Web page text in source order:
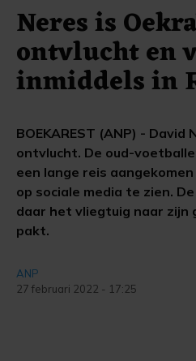
Neres is
ontvlucht en
inmiddels in
BOEKAREST (ANP) - David
ontvlucht. De oud-
een lange reis
op sociale media te zien.
daar het vliegtuig naar zijn
pakt.
ANP
27 februari 2022 - 17:25